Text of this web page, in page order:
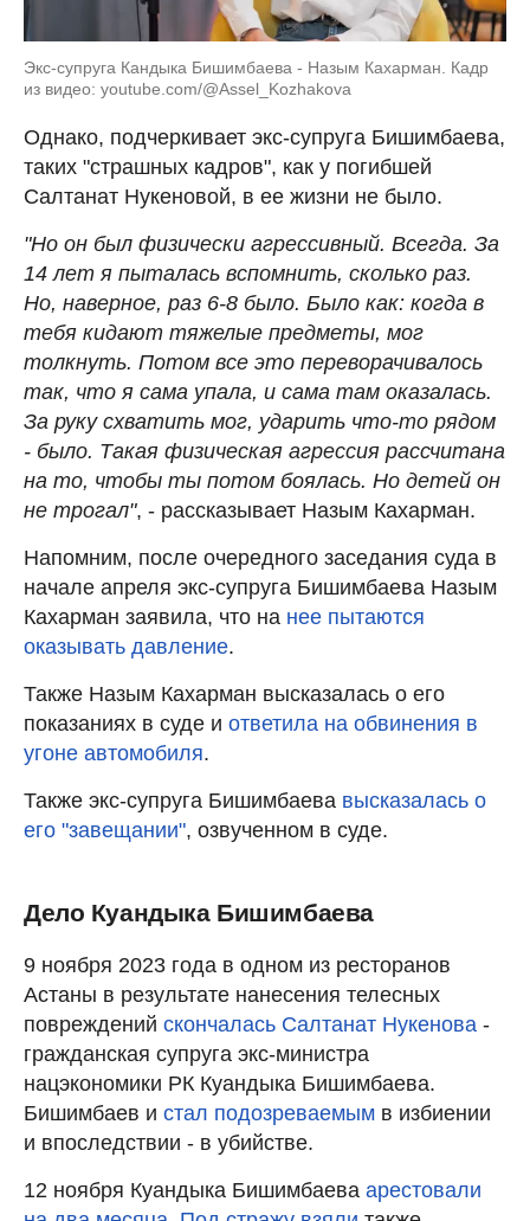
Экс-супруга Кандыка Бишимбаева - Назым Кахарман. Кадр
из видео: youtube.com/@Assel_Kozhakova
Однако, подчеркивает экс-супруга Бишимбаева,
таких "страшных кадров", как у погибшей
Салтанат Нукеновой, в ее жизни не было.
"Но он был физически агрессивный. Всегда. За
14 лет я пыталась вспомнить, сколько раз.
Но, наверное, раз 6-8 было. Было как: когда в
тебя кидают тяжелые предметы, мог
толкнуть. Потом все это переворачивалось
так, что я сама упала, и сама там оказалась.
За руку схватить мог, ударить что-то рядом
- было. Такая физическая агрессия рассчитана
на то, чтобы ты потом боялась. Но детей он
не трогал", - рассказывает Назым Кахарман.
Напомним, после очередного заседания суда в
начале апреля экс-супруга Бишимбаева Назым
Кахарман заявила, что на нее пытаются
оказывать давление.
Также Назым Кахарман высказалась о его
показаниях в суде и ответила на обвинения в
угоне автомобиля.
Также экс-супруга Бишимбаева высказалась о
его "завещании", озвученном в суде.
Дело Куандыка Бишимбаева
9 ноября 2023 года в одном из ресторанов
Астаны в результате нанесения телесных
повреждений скончалась Салтанат Нукенова -
гражданская супруга экс-министра
нацэкономики РК Куандыка Бишимбаева.
Бишимбаев и стал подозреваемым в избиении
и впоследствии - в убийстве.
12 ноября Куандыка Бишимбаева арестовали